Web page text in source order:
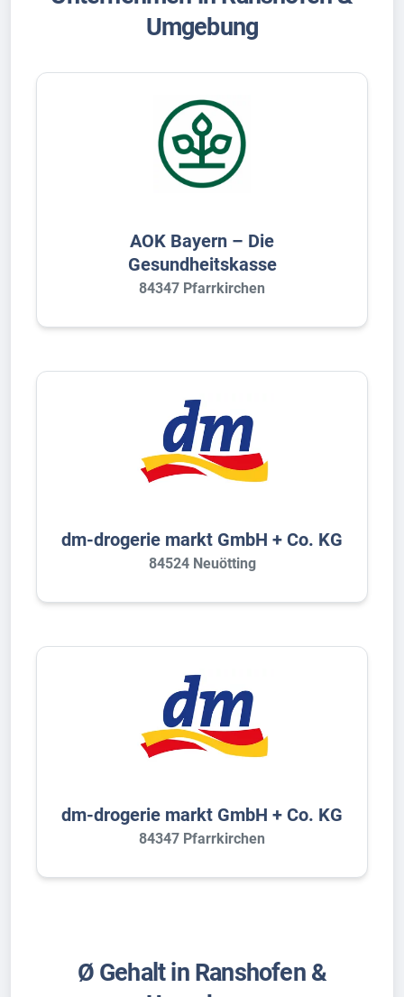
Umgebung
AOK Bayern – Die
Gesundheitskasse
84347 Pfarrkirchen
dm-drogerie markt GmbH + Co. KG
84524 Neuötting
dm-drogerie markt GmbH + Co. KG
84347 Pfarrkirchen
Ø Gehalt in Ranshofen &